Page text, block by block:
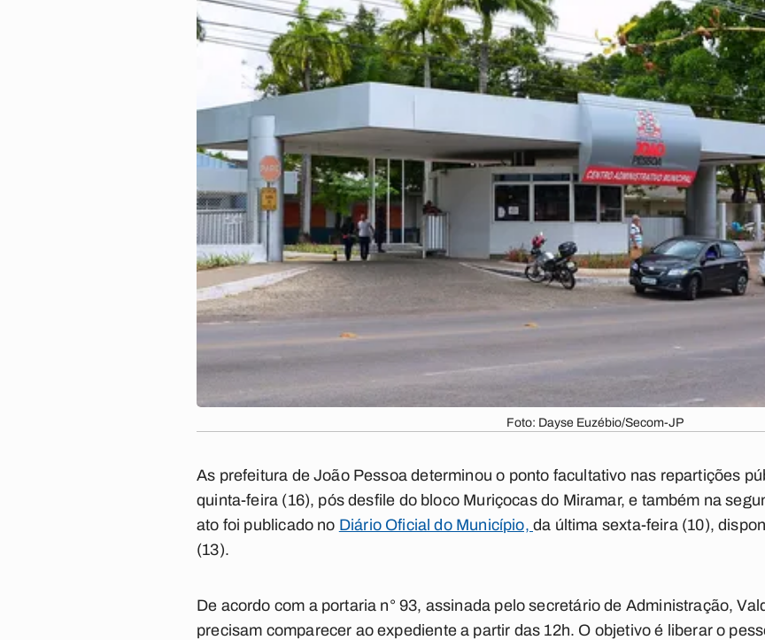
Foto: Dayse Euzébio/Secom-JP
As prefeitura de João Pessoa determinou o ponto facultativo nas repartições
quinta-feira (16), pós desfile do bloco Muriçocas do Miramar, e também na
ato foi publicado no Diário Oficial do Município,da última sexta-feira (10),
(13).
De acordo com a portaria n° 93, assinada pelo secretário de Administração,
precisam comparecer ao expediente a partir das 12h. O objetivo é liberar o